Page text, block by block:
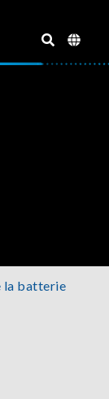
la batterie